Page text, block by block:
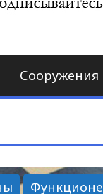
Сооружения